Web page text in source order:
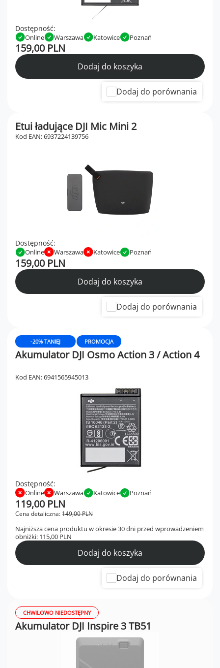
Dostępność:
Online Warszawa Katowice Poznań
159,00 PLN
Dodaj do koszyka
Dodaj do porównania
Etui ładujące DJI Mic Mini 2
Kod EAN: 6937224139756
Dostępność:
Online Warszawa Katowice Poznań
159,00 PLN
Dodaj do koszyka
Dodaj do porównania
PROMOCJA
-20% TANIEJ
Akumulator DJI Osmo Action 3 / Action 4
Kod EAN: 6941565945013
Dostępność:
Online Warszawa Katowice Poznań
Cena detaliczna:149,00 PLN
119,00 PLN
Najniższa cena produktu w okresie 30 dni przed wprowadzeniem
obniżki: 115,00 PLN
Dodaj do koszyka
Dodaj do porównania
CHWILOWO NIEDOSTĘPNY
Akumulator DJI Inspire 3 TB51